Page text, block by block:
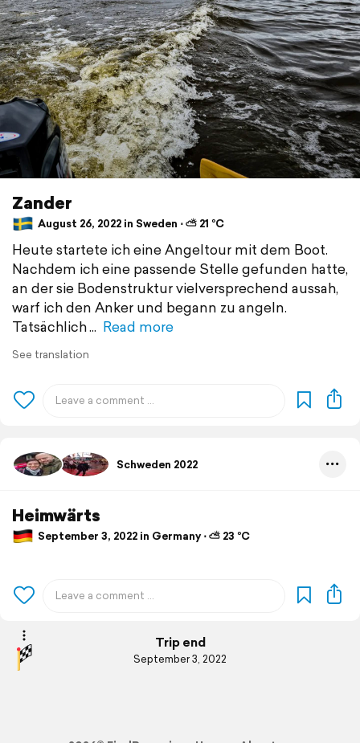
Zander
August 26, 2022 in Sweden ⋅ ⛅ 21 °C
Heute startete ich eine Angeltour mit dem Boot.
Nachdem ich eine passende Stelle gefunden hatte,
an der sie Bodenstruktur vielversprechend aussah,
warf ich den Anker und begann zu angeln.
Tatsächlich
Read more
See translation
Schweden 2022
Heimwärts
September 3, 2022 in Germany ⋅ ⛅ 23 °C
Trip end
September 3, 2022